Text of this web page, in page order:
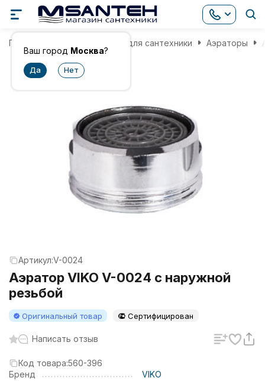
Ваш город Москва?
Главная Комплектующие для сантехники Аэраторы
Артикул:V-0024
Аэратор VIKO V-0024 c наружной
резьбой
Оригинальный товар Сертифицирован
Написать отзыв
Код товара:560-396
Бренд
VIKO